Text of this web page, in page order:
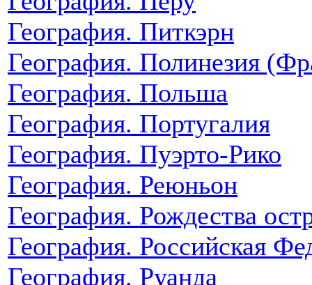
География. Питкэрн
География. Полинезия
География. Польша
География. Португалия
География. Пуэрто-Рико
География. Реюньон
География. Рождества
География. Российская
География. Руанда